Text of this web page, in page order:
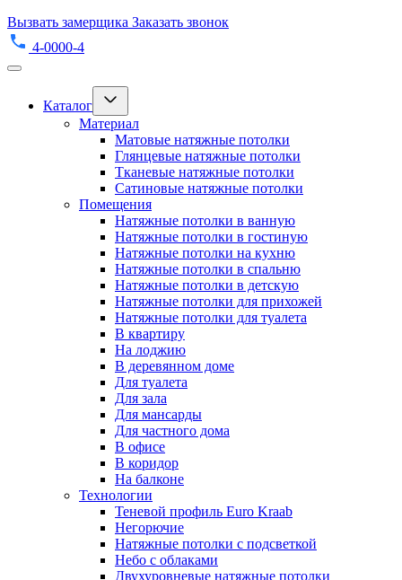
Вызвать замерщика Заказать звонок
4-0000-4
Каталог
Материал
Матовые натяжные потолки
Глянцевые натяжные потолки
Тканевые натяжные потолки
Сатиновые натяжные потолки
Помещения
Натяжные потолки в ванную
Натяжные потолки в гостиную
Натяжные потолки на кухню
Натяжные потолки в спальню
Натяжные потолки в детскую
Натяжные потолки для прихожей
Натяжные потолки для туалета
В квартиру
На лоджию
В деревянном доме
Для туалета
Для зала
Для мансарды
Для частного дома
В офисе
В коридор
На балконе
Технологии
Теневой профиль Euro Kraab
Негорючие
Натяжные потолки с подсветкой
Небо с облаками
Двухуровневые натяжные потолки